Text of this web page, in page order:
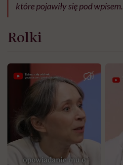
które pojawiły się pod wpisem.
Rolki